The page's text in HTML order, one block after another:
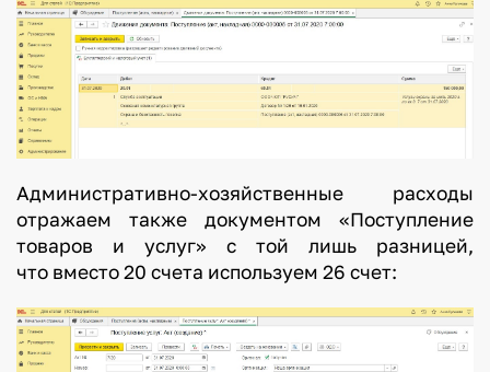
Административно-хозяйственные расходы
отражаем также документом «Поступление
товаров и услуг» с той лишь разницей,
что вместо 20 счета используем 26 счет: